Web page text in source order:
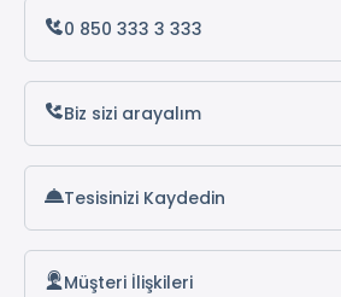
Dalyan Turları
Kaş Turları
Antalya Turları
Olympos Turları
0 850 333 3 333
Biz sizi arayalım
Tesisinizi Kaydedin
Müşteri İlişkileri